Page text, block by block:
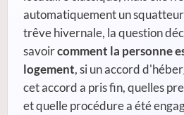
automatiquement un squatteur
trêve hivernale, la question
savoircomment la personne
logement, si un accord
cet accord a pris fin, quelles
et quelle procédure a été